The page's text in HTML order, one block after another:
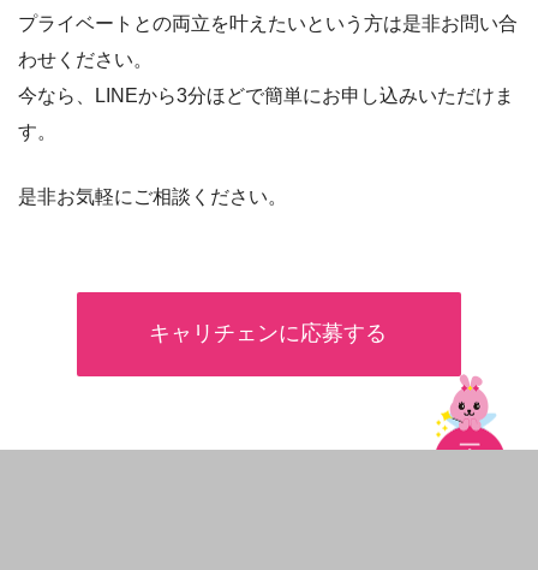
プライベートとの両立を叶えたいという方は是非お問い合
わせください。
今なら、LINEから3分ほどで簡単にお申し込みいただけま
す。
是非お気軽にご相談ください。
キャリチェンに応募する